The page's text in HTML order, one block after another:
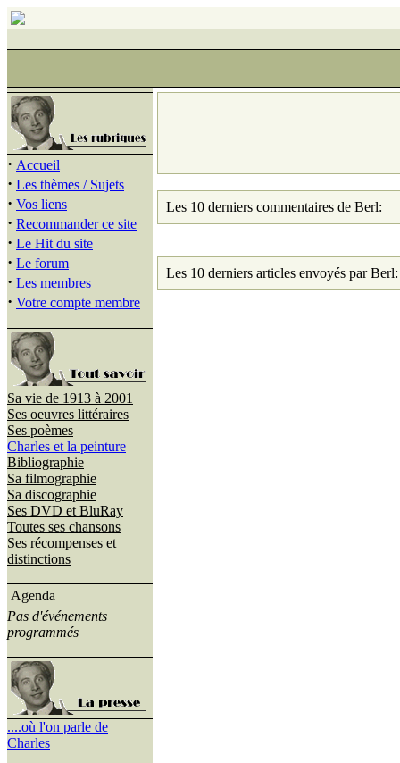
· Accueil
· Les thèmes / Sujets
· Vos liens
· Recommander ce site
· Le Hit du site
· Le forum
· Les membres
· Votre compte membre
Sa vie de 1913 à 2001
Ses oeuvres littéraires
Ses poèmes
Charles et la peinture
Bibliographie
Sa filmographie
Sa discographie
Ses DVD et BluRay
Toutes ses chansons
Ses récompenses et
distinctions
Agenda
Pas d'événements
programmés
....où l'on parle de
Charles
Les 10 derniers commentaires de Berl:
Les 10 derniers articles envoyés par Berl: